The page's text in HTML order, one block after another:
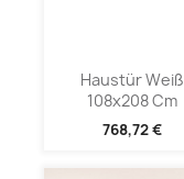
Haustür Weiß
108x208 Cm
768,72 €